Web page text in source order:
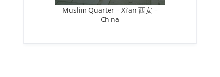
Muslim Quarter – Xi’an 西安 –
China